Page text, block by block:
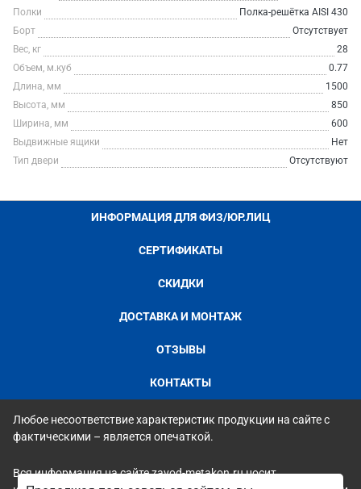
Полки
Полка-решётка AISI 430
Борт
Отсутствует
Вес, кг
28
Объем, м.куб
0.77
Длина, мм
1500
Высота, мм
850
Ширина, мм
600
Выдвижные ящики
Нет
Тип двери
Отсутствуют
ИНФОРМАЦИЯ ДЛЯ ФИЗ/ЮР.ЛИЦ
СЕРТИФИКАТЫ
СКИДКИ
ДОСТАВКА И МОНТАЖ
ОТЗЫВЫ
КОНТАКТЫ
Любое несоответствие характеристик продукции на сайте с
фактическими – является опечаткой.
Вся информация на сайте zavod-metakon.ru носит